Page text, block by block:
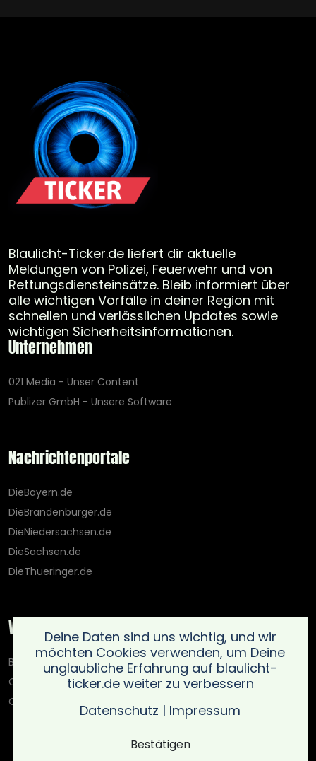
Blaulicht-Ticker.de liefert dir aktuelle
Meldungen von Polizei, Feuerwehr und von
Rettungsdiensteinsätze. Bleib informiert über
alle wichtigen Vorfälle in deiner Region mit
schnellen und verlässlichen Updates sowie
wichtigen Sicherheitsinformationen.
Unternehmen
021 Media - Unser Content
Publizer GmbH - Unsere Software
Nachrichtenportale
DieBayern.de
DieBrandenburger.de
DieNiedersachsen.de
DieSachsen.de
DieThueringer.de
Weitere Portale
Blaulicht-Ticker.de
Oberlausitz.holiday
OnlinedatingKompass.de
Deine Daten sind uns wichtig, und wir
möchten Cookies verwenden, um Deine
unglaubliche Erfahrung auf blaulicht-
ticker.de weiter zu verbessern
Datenschutz | Impressum
Bestätigen